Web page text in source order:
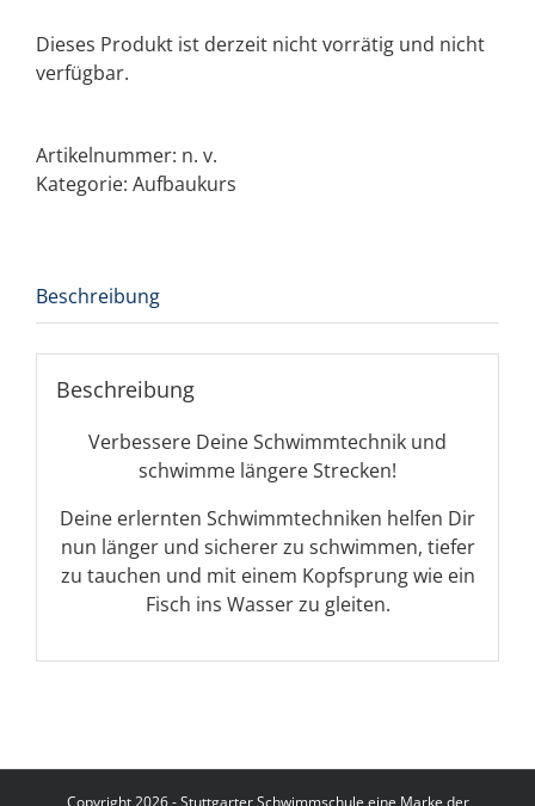
Dieses Produkt ist derzeit nicht vorrätig und nicht
verfügbar.
Artikelnummer: n. v.
Kategorie: Aufbaukurs
Beschreibung
Beschreibung
Verbessere Deine Schwimmtechnik und
schwimme längere Strecken!
Deine erlernten Schwimmtechniken helfen Dir
nun länger und sicherer zu schwimmen, tiefer
zu tauchen und mit einem Kopfsprung wie ein
Fisch ins Wasser zu gleiten.
Copyright 2026 - Stuttgarter Schwimmschule eine Marke der